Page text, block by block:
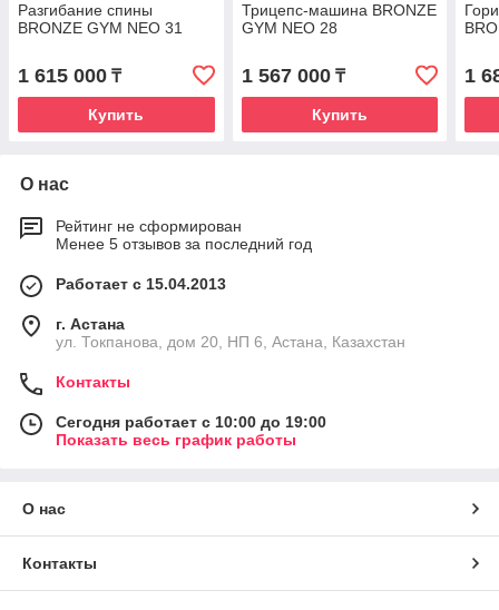
Разгибание спины
BRONZE GYM NEO 31
1 615 000 ₸
Купить
Трицепс-машина BRONZE
GYM NEO 28
1 567 000₸
Купить
1
О нас
Рейтинг не сформирован
Менее 5 отзывов за последний год
Работает с 15.04.2013
г. Астана
ул. Токпанова, дом 20, НП 6, Астана, Казахстан
Контакты
Сегодня работает с 10:00 до 19:00
Показать весь график работы
О нас
Контакты